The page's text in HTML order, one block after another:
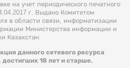
на учет периодического печатного
г. Выдано Комитетом
в области связи, информатизации
Министерства информации и
Казахстан.
данного сетевого ресурса
18 лет и старше.